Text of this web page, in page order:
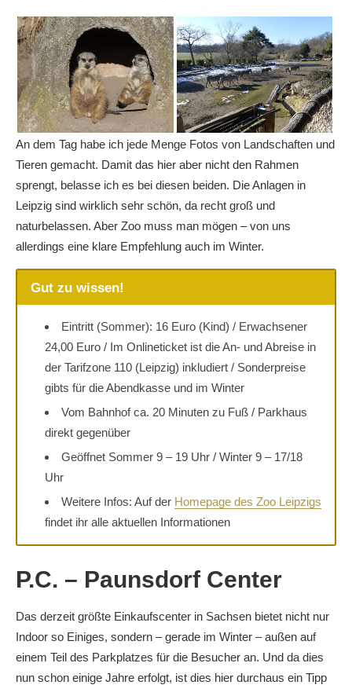
An dem Tag habe ich jede Menge Fotos von Landschaften und
Tieren gemacht. Damit das hier aber nicht den Rahmen
sprengt, belasse ich es bei diesen beiden. Die Anlagen in
Leipzig sind wirklich sehr schön, da recht groß und
naturbelassen. Aber Zoo muss man mögen – von uns
allerdings eine klare Empfehlung auch im Winter.
Gut zu wissen!
Eintritt (Sommer): 16 Euro (Kind) / Erwachsener
24,00 Euro / Im Onlineticket ist die An- und Abreise in
der Tarifzone 110 (Leipzig) inkludiert / Sonderpreise
gibts für die Abendkasse und im Winter
Vom Bahnhof ca. 20 Minuten zu Fuß / Parkhaus
direkt gegenüber
Geöffnet Sommer 9 – 19 Uhr / Winter 9 – 17/18
Uhr
Weitere Infos: Auf der Homepage des Zoo Leipzigs
findet ihr alle aktuellen Informationen
P.C. – Paunsdorf Center
Das derzeit größte Einkaufscenter in Sachsen bietet nicht nur
Indoor so Einiges, sondern – gerade im Winter – außen auf
einem Teil des Parkplatzes für die Besucher an. Und da dies
nun schon einige Jahre erfolgt, ist dies hier durchaus ein Tipp